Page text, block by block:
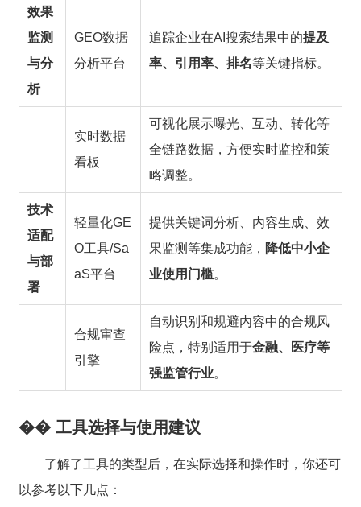
效果
监测
与分
析
GEO数据
分析平台
追踪企业在AI搜索结果中的提及
率、引用率、排名等关键指标。
实时数据
看板
可视化展示曝光、互动、转化等
全链路数据，方便实时监控和策
略调整。
技术
适配
与部
署
轻量化GE
O工具/Sa
aS平台
提供关键词分析、内容生成、效
果监测等集成功能， 降低中小企
业使用门槛。
合规审查
引擎
自动识别和规避内容中的合规风
险点，特别适用于金融、医疗等
强监管行业。
��️ 工具选择与使用建议
了解了工具的类型后，在实际选择和操作时，你还可
以参考以下几点：